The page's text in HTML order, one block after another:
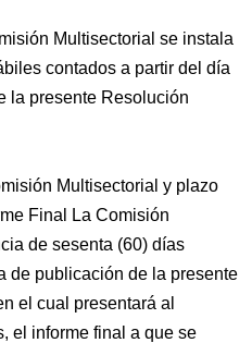
Multisectorial se instala
contados a partir del día
la presente Resolución
Multisectorial y plazo
Final La Comisión
de sesenta (60) días
de publicación de la presente
el cual presentará al
el informe final a que se